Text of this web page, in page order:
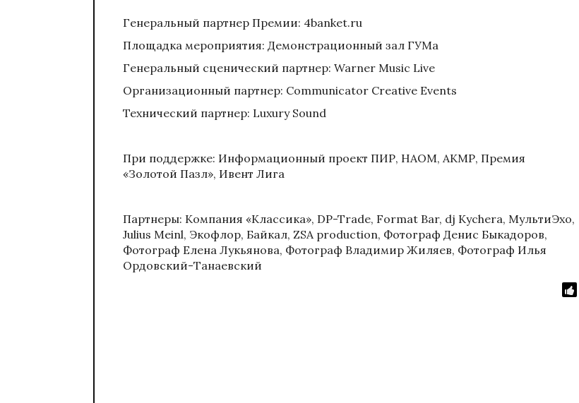
Генеральный партнер Премии: 4banket.ru
Площадка мероприятия: Демонстрационный зал ГУМа
Генеральный сценический партнер: Warner Music Live
Организационный партнер: Communicator Creative Events
Технический партнер: Luxury Sound
При поддержке: Информационный проект ПИР, НАОМ, АКМР, Премия
«Золотой Пазл», Ивент Лига
Партнеры: Компания «Классика», DP-Trade, Format Bar, dj Kychera, МультиЭхо,
Julius Meinl, Экофлор, Байкал, ZSA production, Фотограф Денис Быкадоров,
Фотограф Елена Лукьянова, Фотограф Владимир Жиляев, Фотограф Илья
Ордовский-Танаевский